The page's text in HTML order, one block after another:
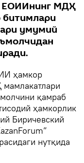
ЕОИИнинг МДҲ
битимлари
умумий
ҳамкор
қамраб
ҳамкорлик
Биричевский
нутқида